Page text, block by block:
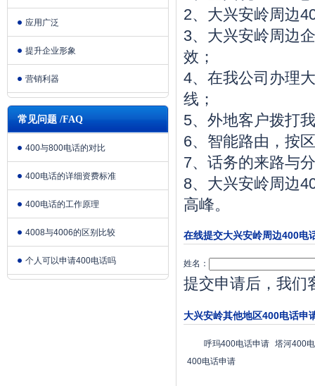
应用广泛
提升企业形象
营销利器
常见问题 /FAQ
400与800电话的对比
400电话的详细资费标准
400电话的工作原理
4008与4006的区别比较
个人可以申请400电话吗
2、大兴安岭周边
3、大兴安岭周边
效；
4、在我公司办理
线；
5、外地客户拨打
6、智能路由，按
7、话务的来路与
8、大兴安岭周边
高峰。
在线提交大兴安岭周边400电
姓名：
提交申请后，我们
大兴安岭其他地区400电话申
呼玛400电话申请 塔河400
400电话申请